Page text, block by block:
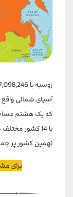
13.روسیه 11 منطقه زمانی دارد
14.پر آب‌ترین دریاچه دنیا در روسیه است
15.روس ها لبخند نمی‌زنند
آسیای شمالی
که یک هشتم
نهمین کشور پر
برای